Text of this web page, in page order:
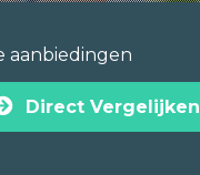
aanbiedingen
Direct Vergelijken